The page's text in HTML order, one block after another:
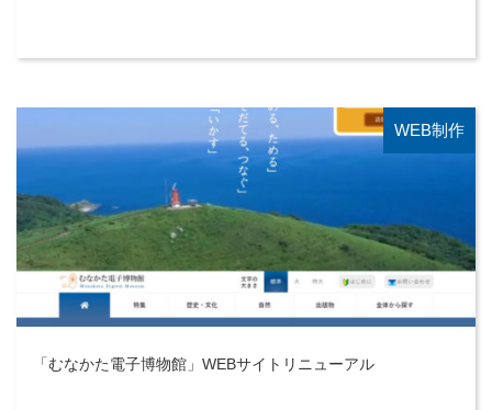
WEB制作
「むなかた電子博物館」WEBサイトリニューアル